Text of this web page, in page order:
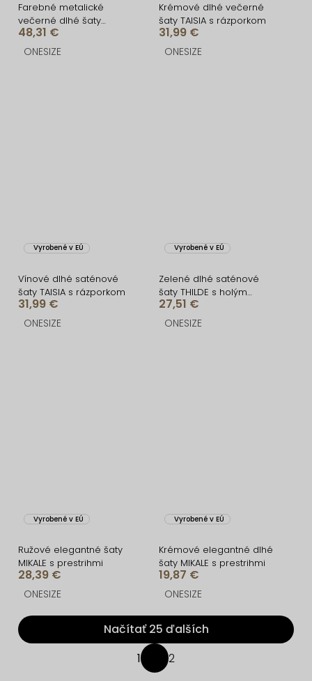
Farebné metalické
večerné dlhé šaty
OLUSKA
48,31 €
ONESIZE
Krémové dlhé večerné
šaty TAISIA s rázporkom
31,99 €
ONESIZE
Vyrobené v EÚ
Vínové dlhé saténové
šaty TAISIA s rázporkom
31,99 €
ONESIZE
Vyrobené v EÚ
Zelené dlhé saténové
šaty THILDE s holým
chrbtom
27,51 €
ONESIZE
Vyrobené v EÚ
Ružové elegantné šaty
MIKALE s prestrihmi
28,39 €
ONESIZE
Vyrobené v EÚ
Krémové elegantné dlhé
šaty MIKALE s prestrihmi
19,87 €
ONESIZE
O
v
Načítať 25 ďalších
1 2